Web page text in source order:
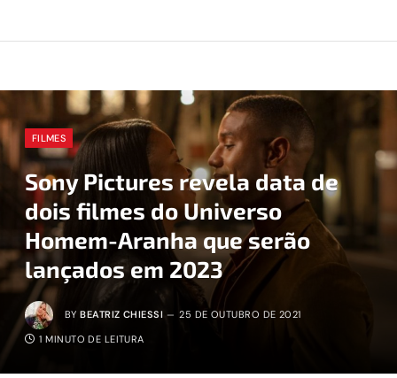
FILMES
Sony Pictures revela data de
dois filmes do Universo
Homem-Aranha que serão
lançados em 2023
BY BEATRIZ CHIESSI 25 DE OUTUBRO DE 2021
1 MINUTO DE LEITURA